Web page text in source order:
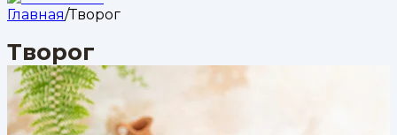
Главная/Творог
Творог